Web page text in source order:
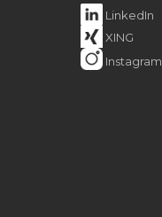
LinkedIn
XING
Instagram